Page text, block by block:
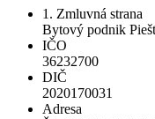
1. Zmluvná strana
Bytový podnik
IČO
36232700
DIČ
2020170031
Adresa